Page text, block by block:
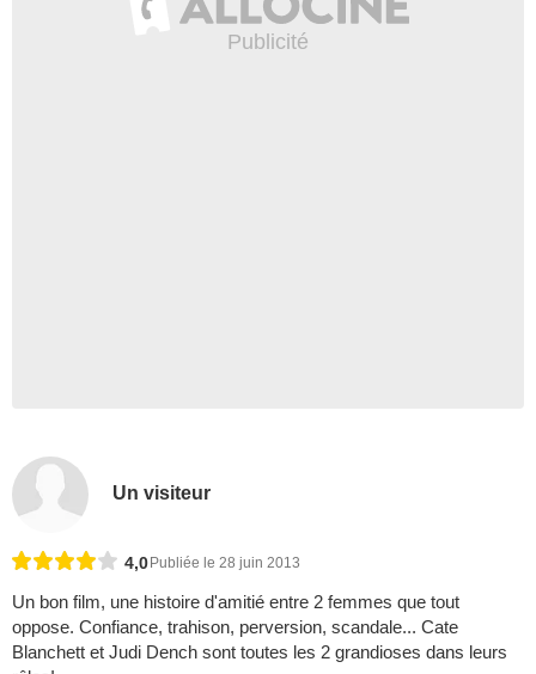
Un visiteur
4,0 Publiée le 28 juin 2013
Un bon film, une histoire d'amitié entre 2 femmes que tout
oppose. Confiance, trahison, perversion, scandale... Cate
Blanchett et Judi Dench sont toutes les 2 grandioses dans leurs